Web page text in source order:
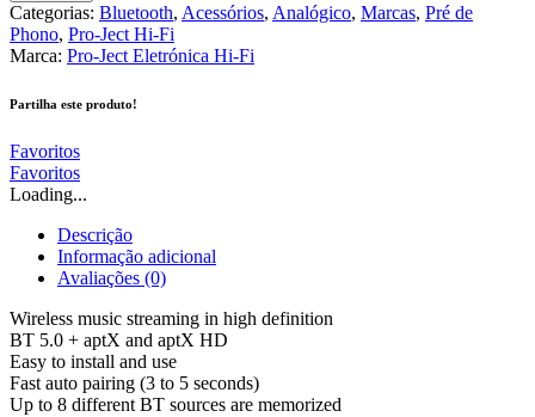
Categorias: Bluetooth, Acessórios, Analógico, Marcas, Pré de
Phono, Pro-Ject Hi-Fi
Marca: Pro-Ject Eletrónica Hi-Fi
Partilha este produto!
Favoritos
Favoritos
Loading...
Descrição
Informação adicional
Avaliações (0)
Wireless music streaming in high definition
BT 5.0 + aptX and aptX HD
Easy to install and use
Fast auto pairing (3 to 5 seconds)
Up to 8 different BT sources are memorized